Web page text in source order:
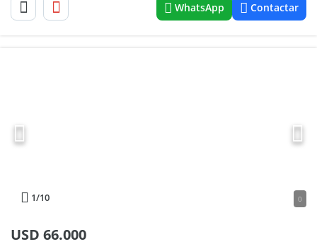
WhatsApp Contactar
1/10 0
USD 66.000